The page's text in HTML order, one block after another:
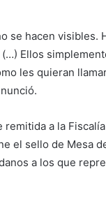
se hacen visibles.
Ellos
les quieran
a la
el sello de Mesa
a los que